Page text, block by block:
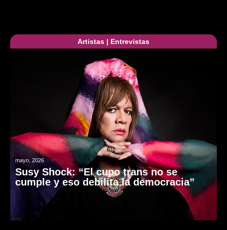
Artistas | Entrevistas
mayo, 2026
Susy Shock: “El cupo trans no se
cumple y eso debilita la democracia”